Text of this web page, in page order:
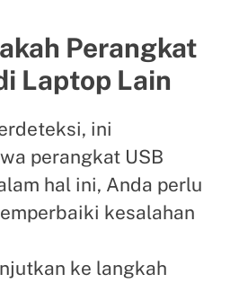
Perangkat
Laptop Lain
ini
perangkat USB
hal ini, Anda perlu
kesalahan
ke langkah